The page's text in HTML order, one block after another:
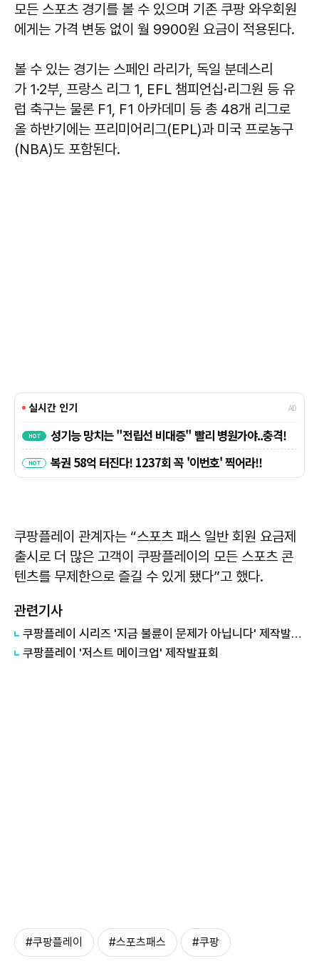
모든 스포츠 경기를 볼 수 있으며 기존 쿠팡 와우회원
에게는 가격 변동 없이 월 9900원 요금이 적용된다.
볼 수 있는 경기는 스페인 라리가, 독일 분데스리
가 1·2부, 프랑스 리그 1, EFL 챔피언십·리그원 등 유
럽 축구는 물론 F1, F1 아카데미 등 총 48개 리그로
올 하반기에는 프리미어리그(EPL)과 미국 프로농구
(NBA)도 포함된다.
쿠팡플레이 관계자는 “스포츠 패스 일반 회원 요금제
출시로 더 많은 고객이 쿠팡플레이의 모든 스포츠 콘
텐츠를 무제한으로 즐길 수 있게 됐다”고 했다.
관련기사
쿠팡플레이 시리즈 '지금 불륜이 문제가 아닙니다' 제작발표회
쿠팡플레이 '저스트 메이크업' 제작발표회
#쿠팡플레이 #스포츠패스 #쿠팡